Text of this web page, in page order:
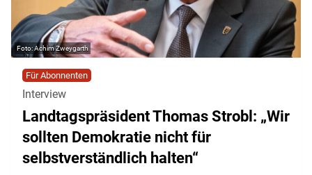
Achim Zweygarth
Für Abonnenten
Interview
Landtagspräsident Thomas Strobl: „Wir
sollten Demokratie nicht für
selbstverständlich halten“